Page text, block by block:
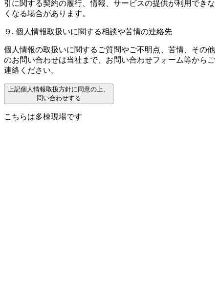
引に関する契約の履行、情報、サービスの提供が利用できな
くなる場合があります。
９. 個人情報取扱いに関する相談や苦情の連絡先
個人情報の取扱いに関するご質問やご不明点、苦情、その他
のお問い合わせは当社まで、お問い合わせフォーム等からご
連絡ください。
上記個人情報取扱方針に同意の上、
問い合わせする
こちらは多棟現場です